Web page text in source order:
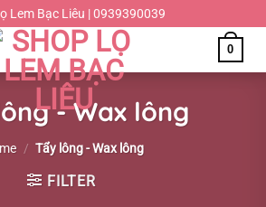
Lem Bạc Liêu | 0939390039
0
- Wax lông
/ Tẩy lông - Wax lông
FILTER